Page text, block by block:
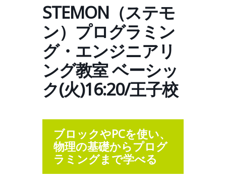
STEMON（ステモ
ン）プログラミン
グ・エンジニアリ
ング教室 ベーシッ
ク(火)16:20/王子校
ブロックやPCを使い、
物理の基礎からプログ
ラミングまで学べる